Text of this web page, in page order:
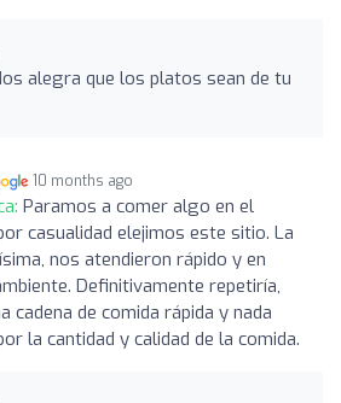
alegra que los platos sean de tu
10 months ago
Paramos a comer algo en el
casualidad elejimos este sitio. La
nos atendieron rápido y en
Definitivamente repetiría,
cadena de comida rápida y nada
la cantidad y calidad de la comida.